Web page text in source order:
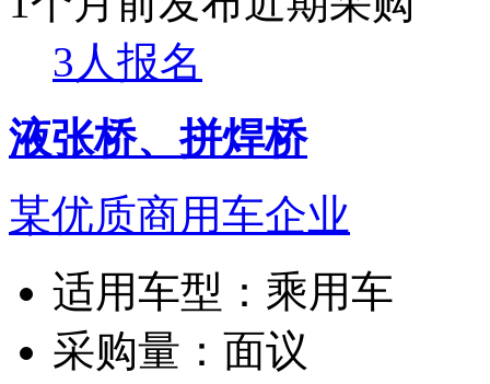
3人报名
液张桥、拼焊桥
某优质商用车企业
适用车型： 乘用车
采购量： 面议